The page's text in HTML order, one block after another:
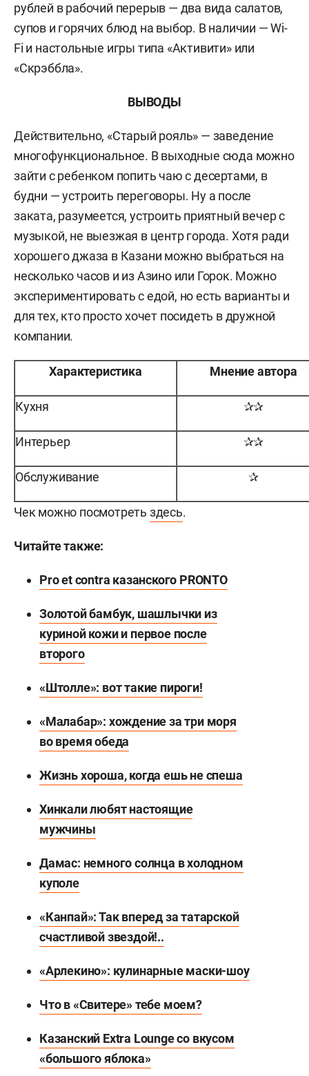
рублей в рабочий перерыв — два вида салатов,
супов и горячих блюд на выбор. В наличии — Wi-
Fi и настольные игры типа «Активити» или
«Скрэббла».
ВЫВОДЫ
Действительно, «Старый рояль» — заведение
многофункциональное. В выходные сюда можно
зайти с ребенком попить чаю с десертами, в
будни — устроить переговоры. Ну а после
заката, разумеется, устроить приятный вечер с
музыкой, не выезжая в центр города. Хотя ради
хорошего джаза в Казани можно выбраться на
несколько часов и из Азино или Горок. Можно
экспериментировать с едой, но есть варианты и
для тех, кто просто хочет посидеть в дружной
компании.
Характеристика Мнение автора
Кухня ✰✰
Интерьер ✰✰
Обслуживание ✰
Чек можно посмотреть здесь.
Читайте также:
Pro et contra казанского PRONTO
Золотой бамбук, шашлычки из
куриной кожи и первое после
второго
«Штолле»: вот такие пироги!
«Малабар»: хождение за три моря
во время обеда
Жизнь хороша, когда ешь не спеша
Хинкали любят настоящие
мужчины
Дамас: немного солнца в холодном
куполе
«Канпай»: Так вперед за татарской
счастливой звездой!..
«Арлекино»: кулинарные маски-шоу
Что в «Свитере» тебе моем?
Казанский Extra Lounge со вкусом
«большого яблока»